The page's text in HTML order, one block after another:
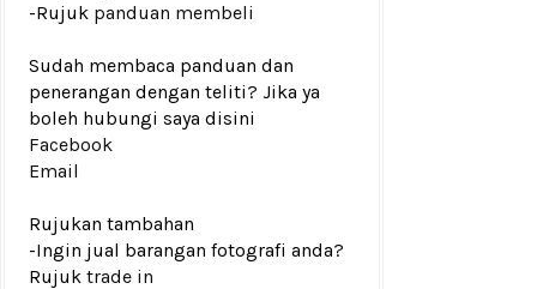
-Rujuk panduan membeli
Sudah membaca panduan dan
penerangan dengan teliti? Jika ya
boleh hubungi saya disini
Facebook
Email
Rujukan tambahan
-Ingin jual barangan fotografi anda?
Rujuk trade in